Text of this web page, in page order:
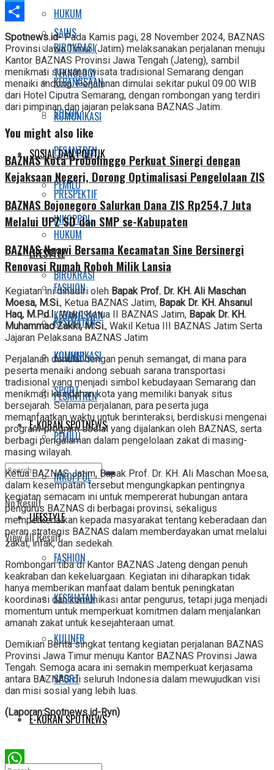
HUKUM
BIROKRASI
KEBANGSAAN
KOMUNIKASI
PESANTREN
PEMILU
INKOPPOL
LIFESTYLE
FASHION
KESEHATAN
KULINER
SPORT
E-KORAN SPOTNEWS
No Result
View All Result
SAINS
TEKNOLOGI
SOSOK
SOSIAL DAN POLITIK
PRESPEKTIF
HUKUM
BIROKRASI
KEBANGSAAN
KOMUNIKASI
PESANTREN
PEMILU
INKOPPOL
LIFESTYLE
FASHION
KESEHATAN
KULINER
SPORT
E-KORAN SPOTNEWS
Telegram
Share
Spotnews.id-Pada Kamis pagi, 28 November 2024, BAZNAS
Provinsi Jawa Timur (Jatim) melaksanakan perjalanan menuju
Kantor BAZNAS Provinsi Jawa Tengah (Jateng), sambil
menikmati suasana wisata tradisional Semarang dengan
menaiki andong. Perjalanan dimulai sekitar pukul 09.00 WIB
dari Hotel Ciputra Semarang, dengan rombongan yang terdiri
dari pimpinan dan jajaran pelaksana BAZNAS Jatim.
You might also like
BAZNAS Kota Probolinggo Perkuat Sinergi dengan
Kejaksaan Negeri, Dorong Optimalisasi Pengelolaan ZIS
BAZNAS Bojonegoro Salurkan Dana ZIS Rp254,7 Juta
Melalui UPZ SD dan SMP se-Kabupaten
BAZNAS Ngawi Bersama Kecamatan Sine Bersinergi
Renovasi Rumah Roboh Milik Lansia
Kegiatan ini dihadiri oleh Bapak Prof. Dr. KH. Ali Maschan
Moesa, M.Si., Ketua BAZNAS Jatim, Bapak Dr. KH. Ahsanul
Haq, M.Pd.I., Wakil Ketua II BAZNAS Jatim, Bapak Dr. KH.
Muhammad Zakki, M.Si., Wakil Ketua III BAZNAS Jatim Serta
Jajaran Pelaksana BAZNAS Jatim
Perjalanan dimulai dengan penuh semangat, di mana para
peserta menaiki andong sebuah sarana transportasi
tradisional yang menjadi simbol kebudayaan Semarang dan
menikmati keindahan kota yang memiliki banyak situs
bersejarah. Selama perjalanan, para peserta juga
memanfaatkan waktu untuk berinteraksi, berdiskusi mengenai
program-program sosial yang dijalankan oleh BAZNAS, serta
berbagi pengalaman dalam pengelolaan zakat di masing-
masing wilayah.
Ketua BAZNAS Jatim, Bapak Prof. Dr. KH. Ali Maschan Moesa,
dalam kesempatan tersebut mengungkapkan pentingnya
kegiatan semacam ini untuk mempererat hubungan antara
pengurus BAZNAS di berbagai provinsi, sekaligus
memperkenalkan kepada masyarakat tentang keberadaan dan
peran strategis BAZNAS dalam memberdayakan umat melalui
zakat, infak, dan sedekah.
Rombongan tiba di Kantor BAZNAS Jateng dengan penuh
keakraban dan kekeluargaan. Kegiatan ini diharapkan tidak
hanya memberikan manfaat dalam bentuk peningkatan
koordinasi dan komunikasi antar pengurus, tetapi juga menjadi
momentum untuk memperkuat komitmen dalam menjalankan
amanah zakat untuk kesejahteraan umat.
Demikian Berita singkat tentang kegiatan perjalanan BAZNAS
Provinsi Jawa Timur menuju Kantor BAZNAS Provinsi Jawa
Tengah. Semoga acara ini semakin memperkuat kerjasama
antara BAZNAS di seluruh Indonesia dalam mewujudkan visi
dan misi sosial yang lebih luas.
(Laporan:Spotnews.id-Ryn)